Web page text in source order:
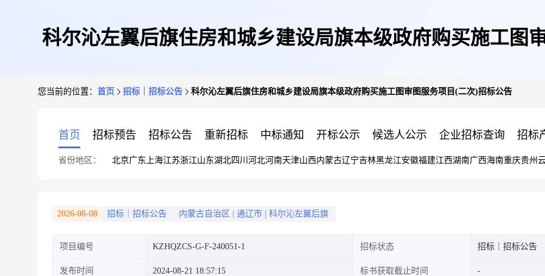
科尔沁左翼后旗住房和城乡建设局旗本级政府购买施工图
您当前的位置： 首页 招标｜招标公告 科尔沁左翼后旗住房和城乡建设局旗本级政府购买施工图审图服务项目(二次)招标公告
首页 招标预告 招标公告 重新招标 中标通知 开标公示 候选人公示 企业招标查询 招标
省份地区： 北京广东 上海江苏浙江山东湖北四川 河北河南天津山西内蒙古辽宁吉林黑龙江安徽福建江西湖南广西海南重庆贵州
2026-08-08 招标｜招标公告 内蒙古自治区 通辽市 科尔沁左翼后旗
项目编号 KZHQZCS-G-F-240051-1 招标状态 招标｜招标公告
发布时间 2024-08-21 18:57:15 标书获取截止时间